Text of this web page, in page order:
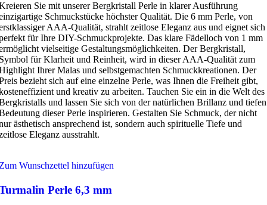
Sie mit unserer Bergkristall Perle in klarer Ausführung
Schmuckstücke höchster Qualität. Die 6 mm Perle, von
AAA-Qualität, strahlt zeitlose Eleganz aus und eignet sich
für Ihre DIY-Schmuckprojekte. Das klare Fädelloch von 1 mm
vielseitige Gestaltungsmöglichkeiten. Der Bergkristall,
für Klarheit und Reinheit, wird in dieser AAA-Qualität zum
Ihrer Malas und selbstgemachten Schmuckkreationen. Der
bezieht sich auf eine einzelne Perle, was Ihnen die Freiheit gibt,
und kreativ zu arbeiten. Tauchen Sie ein in die Welt des
und lassen Sie sich von der natürlichen Brillanz und tiefen
dieser Perle inspirieren. Gestalten Sie Schmuck, der nicht
ästhetisch ansprechend ist, sondern auch spirituelle Tiefe und
Eleganz ausstrahlt.
Wunschzettel hinzufügen
Perle 6,3 mm